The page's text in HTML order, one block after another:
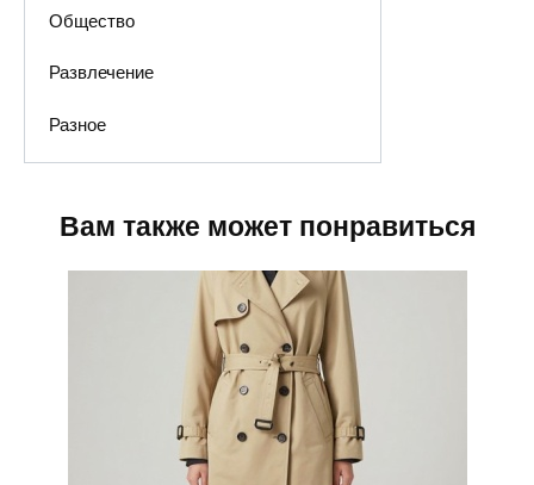
Общество
Развлечение
Разное
Вам также может понравиться